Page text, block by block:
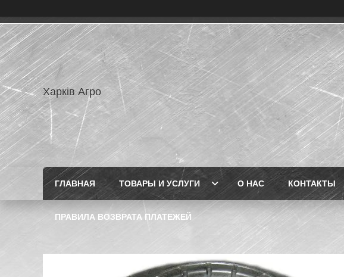
Харків Агро
ГЛАВНАЯ ТОВАРЫ И УСЛУГИ О НАС КОНТАКТЫ
ПРАВИЛА ВОЗВРАТА ПЛАТЕЖЕЙ